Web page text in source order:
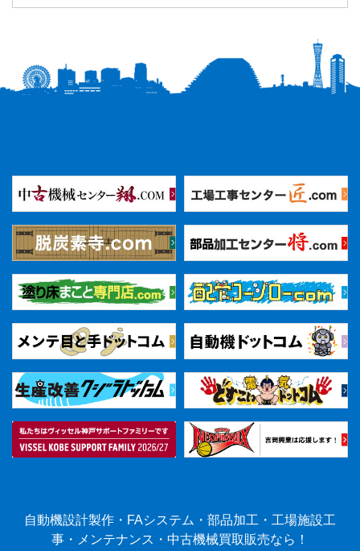
自動機設計製作・FAシステム・部品加工・工場施設工
事・メンテナンス・中古機械買取販売なら！